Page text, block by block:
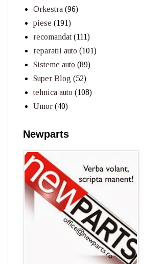
Orkestra (96)
piese (191)
recomandat (111)
reparatii auto (101)
Sisteme auto (89)
Super Blog (52)
tehnica auto (108)
Umor (40)
Newparts